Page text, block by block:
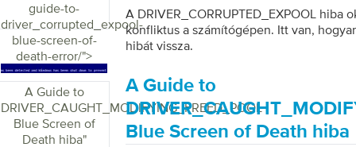
guide-to-
driver_corrupted_expool-
blue-screen-of-
death-error/">
A DRIVER_CORRUPTED_EXPOOL hiba
konfliktus a számítógépen. Itt van,
hibát vissza.
A Guide to
DRIVER_CAUGHT_MODIFYING_FREED_POOL
Blue Screen of
Death hiba"
A Guide to
Blue Screen of Death hiba